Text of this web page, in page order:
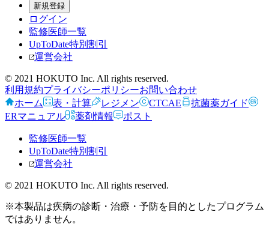
新規登録
ログイン
監修医師一覧
UpToDate特別割引
運営会社
© 2021 HOKUTO Inc. All rights reserved.
利用規約プライバシーポリシーお問い合わせ
ホーム
表・計算 レジメン CTCAE
抗菌薬ガイド
ERマニュアル
薬剤情報 ポスト
監修医師一覧
UpToDate特別割引
運営会社
© 2021 HOKUTO Inc. All rights reserved.
※本製品は疾病の診断・治療・予防を目的としたプログラム
ではありません。